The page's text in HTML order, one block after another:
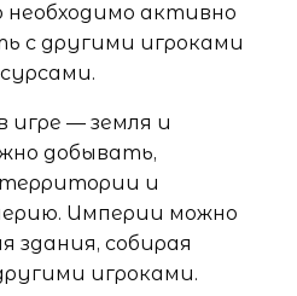
необходимо активно
с другими игроками
игре — земля и
добывать,
и
Империи можно
здания, собирая
игроками.